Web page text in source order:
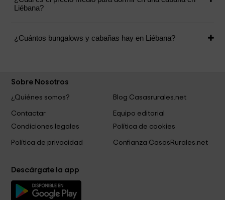
Liébana?
¿Cuántos bungalows y cabañas hay en Liébana?
Sobre Nosotros
¿Quiénes somos?
Blog Casasrurales.net
Contactar
Equipo editorial
Condiciones legales
Política de cookies
Política de privacidad Confianza CasasRurales.net
Descárgate la app